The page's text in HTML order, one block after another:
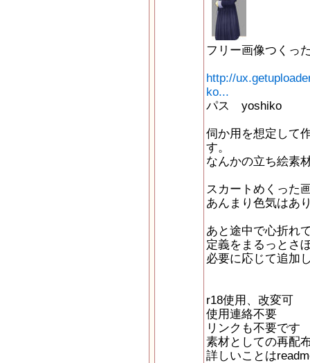
フリー画像つくっ
http://
ko...
パス yoshiko
伺か用を想定して
す。
なんかの立ち絵素
スカートめくった
あんまり色気はあ
あと途中で心折れ
定義をまるっとさ
必要に応じて追
r18使用、改変可
使用連絡不要
リンクも不要です
素材としての再配
詳しいことは